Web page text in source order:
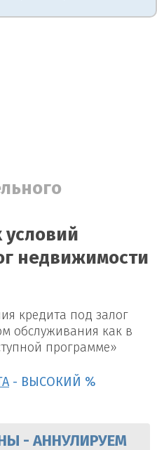
условий
недвижимости
кредита под залог
обслуживания как в
программе»
- ВЫСОКИЙ %
- АННУЛИРУЕМ